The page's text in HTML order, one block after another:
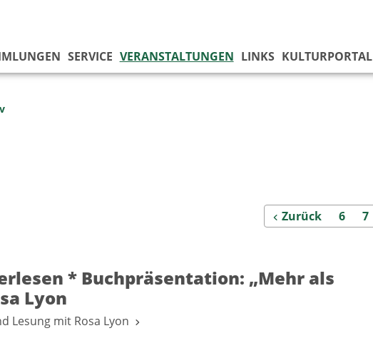
SERVICE VERANSTALTUNGEN LINKS KULTURPORTAL
Zurück
Zurück 6 7
* Buchpräsentation: „Mehr als
Lyon
Lesung mit Rosa Lyon